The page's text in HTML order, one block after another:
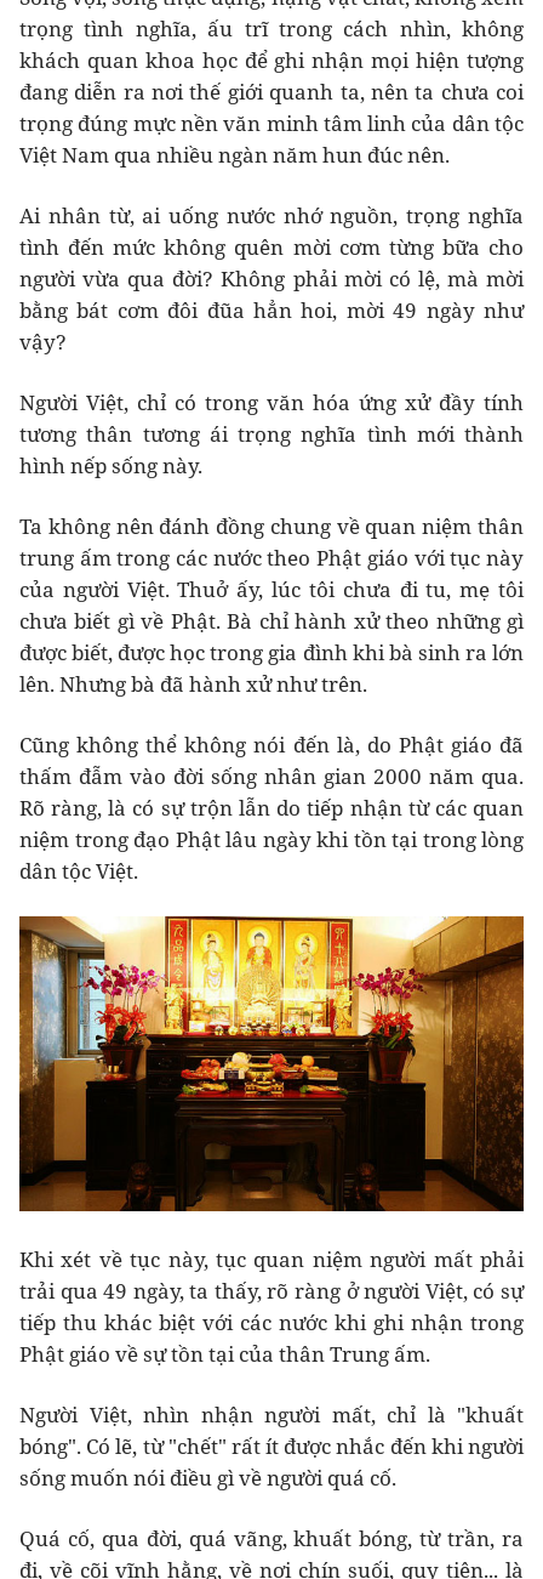
trọng tình nghĩa, ấu trĩ trong cách nhìn, không
khách quan khoa học để ghi nhận mọi hiện tượng
đang diễn ra nơi thế giới quanh ta, nên ta chưa coi
trọng đúng mực nền văn minh tâm linh của dân tộc
Việt Nam qua nhiều ngàn năm hun đúc nên.
Ai nhân từ, ai uống nước nhớ nguồn, trọng nghĩa
tình đến mức không quên mời cơm từng bữa cho
người vừa qua đời? Không phải mời có lệ, mà mời
bằng bát cơm đôi đũa hẳn hoi, mời 49 ngày như
vậy?
Người Việt, chỉ có trong văn hóa ứng xử đầy tính
tương thân tương ái trọng nghĩa tình mới thành
hình nếp sống này.
Ta không nên đánh đồng chung về quan niệm thân
trung ấm trong các nước theo Phật giáo với tục này
của người Việt. Thuở ấy, lúc tôi chưa đi tu, mẹ tôi
chưa biết gì về Phật. Bà chỉ hành xử theo những gì
được biết, được học trong gia đình khi bà sinh ra lớn
lên. Nhưng bà đã hành xử như trên.
Cũng không thể không nói đến là, do Phật giáo đã
thấm đẫm vào đời sống nhân gian 2000 năm qua.
Rõ ràng, là có sự trộn lẫn do tiếp nhận từ các quan
niệm trong đạo Phật lâu ngày khi tồn tại trong lòng
dân tộc Việt.
Khi xét về tục này, tục quan niệm người mất phải
trải qua 49 ngày, ta thấy, rõ ràng ở người Việt, có sự
tiếp thu khác biệt với các nước khi ghi nhận trong
Phật giáo về sự tồn tại của thân Trung ấm.
Người Việt, nhìn nhận người mất, chỉ là "khuất
bóng". Có lẽ, từ "chết" rất ít được nhắc đến khi người
sống muốn nói điều gì về người quá cố.
Quá cố, qua đời, quá vãng, khuất bóng, từ trần, ra
đi, về cõi vĩnh hằng, về nơi chín suối, quy tiên... là